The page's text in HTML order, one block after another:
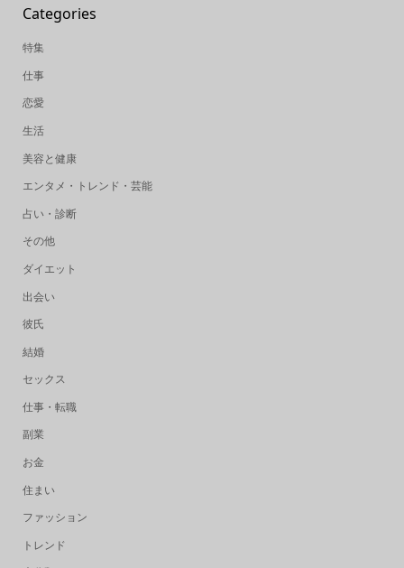
Categories
特集
仕事
恋愛
生活
美容と健康
エンタメ・トレンド・芸能
占い・診断
その他
ダイエット
出会い
彼氏
結婚
セックス
仕事・転職
副業
お金
住まい
ファッション
トレンド